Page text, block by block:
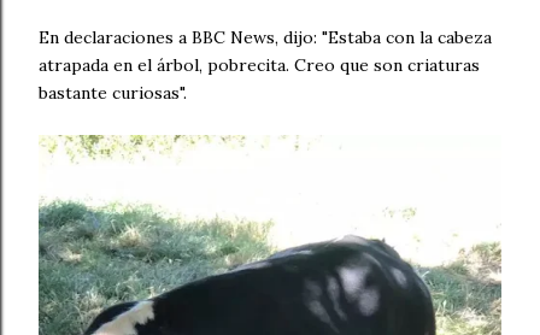
En declaraciones a BBC News, dijo: "Estaba con la cabeza
atrapada en el árbol, pobrecita. Creo que son criaturas
bastante curiosas".